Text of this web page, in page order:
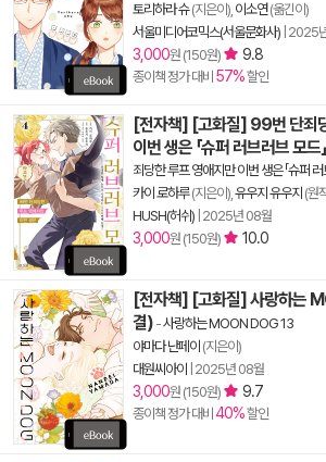
토리하라 슈(지은이), 이소연(옮긴이)
서울미디어코믹스(서울문화사) 2025
3,000원 (150원) 9.8
종이책 정가 대비 57%할인
[전자책] [고화질] 99번 단죄
이번 생은 「슈퍼 러브러브 모
죄당한 루프 영애지만 이번 생은 「슈퍼
카이 로하루(지은이), 유우지 유우지 (원
HUSH(허쉬) 2025년 08월
3,000원 (150원) 10.0
[전자책] [고화질] 사랑하는
결) -사랑하는 MOON DOG 13
야마다 난페이 (지은이)
대원씨아이
2025년 08월
3,000원 (150원) 9.7
종이책 정가 대비 40%할인